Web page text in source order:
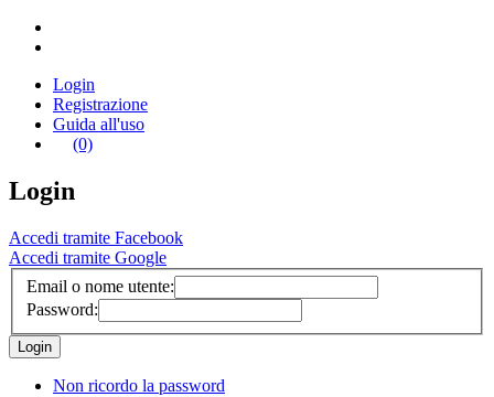
Login
Registrazione
Guida all'uso
(0)
Login
Accedi tramite Facebook
Accedi tramite Google
Email o nome utente:
Password:
Non ricordo la password